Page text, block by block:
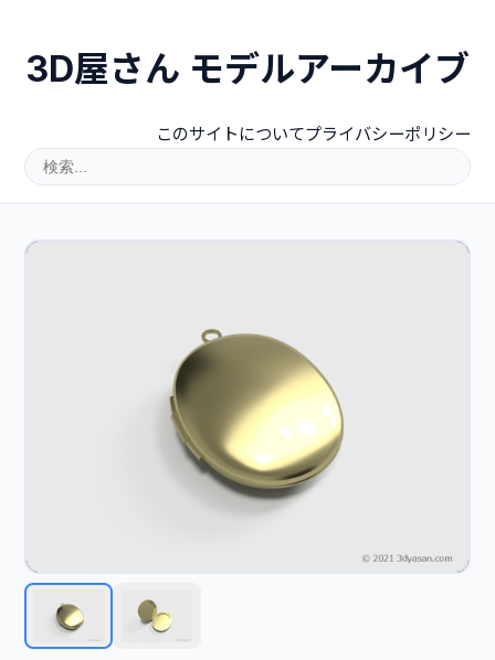
3D屋さん モデルアーカイブ
このサイトについてプライバシーポリシー